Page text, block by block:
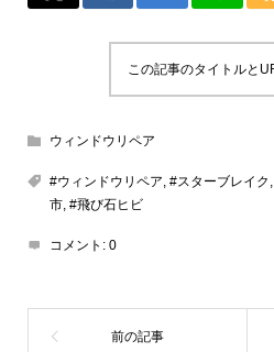
この記事のタイトルと
ウィンドウリペア
#ウィンドウリペア #スターブレイク
市, #飛び石ヒビ
コメント: 0